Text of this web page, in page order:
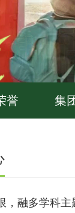
誉 集
，融多学科